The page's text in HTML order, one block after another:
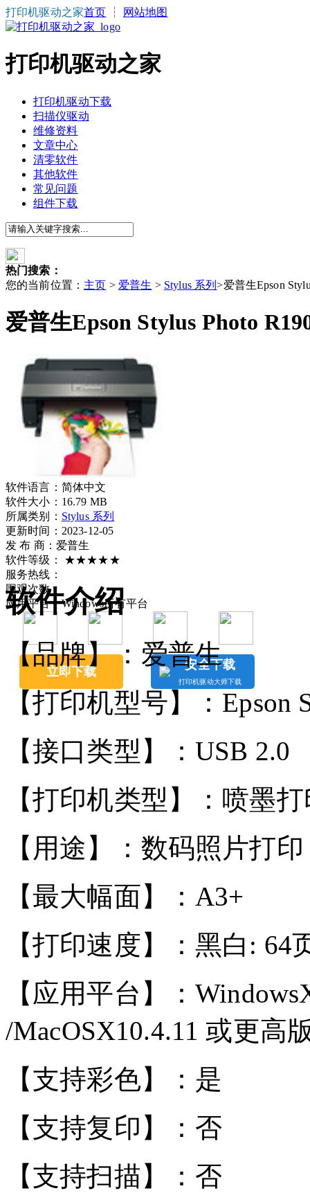
打印机驱动之家首页 ┆ 网站地图
打印机驱动之家
打印机驱动下载
扫描仪驱动
维修资料
文章中心
清零软件
其他软件
常见问题
组件下载
热门搜索：
您的当前位置： 主页 > 爱普生 > Stylus 系列>爱普生Epson
爱普生Epson Stylus Photo
软件语言： 简体中文
软件大小： 16.79 MB
所属类别： Stylus 系列
更新时间：2023-12-05
发 布 商： 爱普生
软件等级： ★★★★★
服务热线：
围观次数：
应用平台：Windows所有平台
立即下载 安全下载
打印机驱动大师下载
软件介绍
【品牌】：爱普生
【打印机型号】：Epson
【接口类型】：USB 2.0
【打印机类型】：喷墨
【用途】：数码照片打印
【最大幅面】：A3+
【打印速度】：黑白:
【应用平台】：
/MacOSX10.4.11 或更高
【支持彩色】：是
【支持复印】：否
【支持扫描】：否